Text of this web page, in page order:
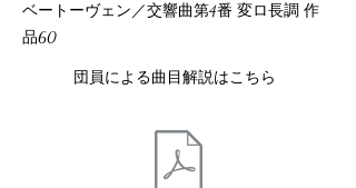
ベートーヴェン／交響曲第4番 変ロ長調 作
品60
団員による曲目解説はこちら